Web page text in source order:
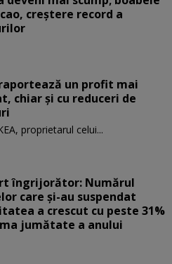
creştere record a
un profit mai
chiar și cu reduceri de
proprietarul celui...
îngrijorător: Numărul
care şi-au suspendat
a crescut cu peste 31%
jumătate a anului